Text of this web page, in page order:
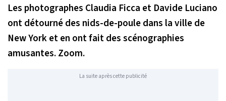
Les photographes Claudia Ficca et Davide Luciano
ont détourné des nids-de-poule dans la ville de
New York et en ont fait des scénographies
amusantes. Zoom.
La suite après cette publicité